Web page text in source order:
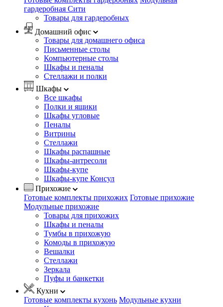
гардеробная Сити
Товары для гардеробных
Домашний офис
Товары для домашнего офиса
Письменные столы
Компьютерные столы
Шкафы и пеналы
Стеллажи и полки
Шкафы
Все шкафы
Полки и ящики
Шкафы угловые
Пеналы
Витрины
Стеллажи
Шкафы распашные
Шкафы-антресоли
Шкафы-купе
Шкафы-купе Консул
Прихожие
Готовые комплекты прихожих Готовые прихожие
Модульные прихожие
Товары для прихожих
Шкафы и пеналы
Тумбы в прихожую
Комоды в прихожую
Вешалки
Стеллажи
Зеркала
Пуфы и банкетки
Кухни
Готовые комплекты кухонь Модульные кухни